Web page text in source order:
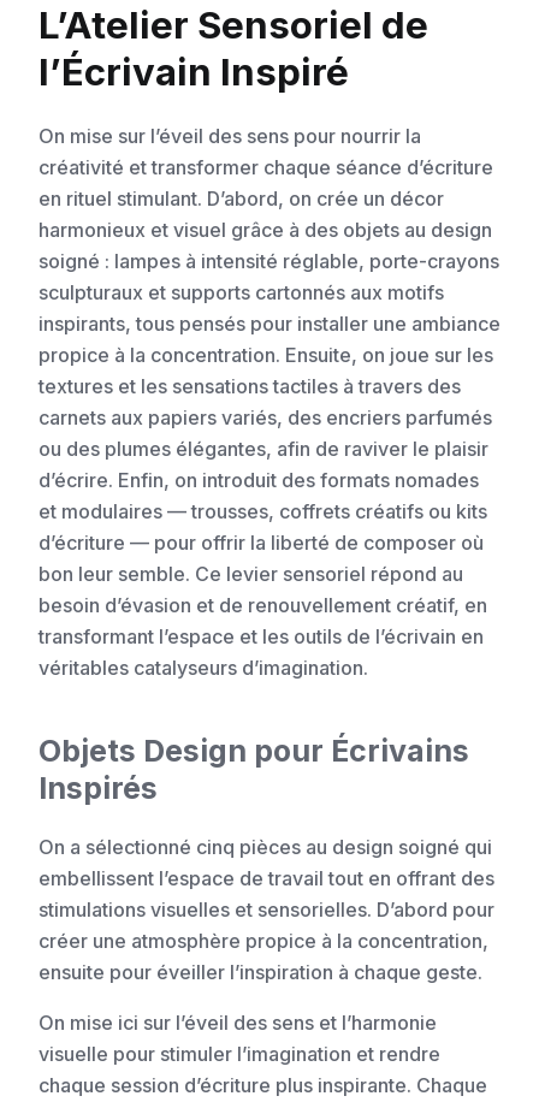
L’Atelier Sensoriel de
l’Écrivain Inspiré
On mise sur l’éveil des sens pour nourrir la
créativité et transformer chaque séance d’écriture
en rituel stimulant. D’abord, on crée un décor
harmonieux et visuel grâce à des objets au design
soigné : lampes à intensité réglable, porte-crayons
sculpturaux et supports cartonnés aux motifs
inspirants, tous pensés pour installer une ambiance
propice à la concentration. Ensuite, on joue sur les
textures et les sensations tactiles à travers des
carnets aux papiers variés, des encriers parfumés
ou des plumes élégantes, afin de raviver le plaisir
d’écrire. Enfin, on introduit des formats nomades
et modulaires — trousses, coffrets créatifs ou kits
d’écriture — pour offrir la liberté de composer où
bon leur semble. Ce levier sensoriel répond au
besoin d’évasion et de renouvellement créatif, en
transformant l’espace et les outils de l’écrivain en
véritables catalyseurs d’imagination.
Objets Design pour Écrivains
Inspirés
On a sélectionné cinq pièces au design soigné qui
embellissent l’espace de travail tout en offrant des
stimulations visuelles et sensorielles. D’abord pour
créer une atmosphère propice à la concentration,
ensuite pour éveiller l’inspiration à chaque geste.
On mise ici sur l’éveil des sens et l’harmonie
visuelle pour stimuler l’imagination et rendre
chaque session d’écriture plus inspirante. Chaque